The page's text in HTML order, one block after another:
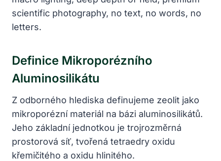
Definice Mikroporézního
Aluminosilikátu
Z odborného hlediska definujeme zeolit jako
mikroporézní materiál na bázi aluminosilikátů.
Jeho základní jednotkou je trojrozměrná
prostorová síť, tvořená tetraedry oxidu
křemičitého a oxidu hlinitého.